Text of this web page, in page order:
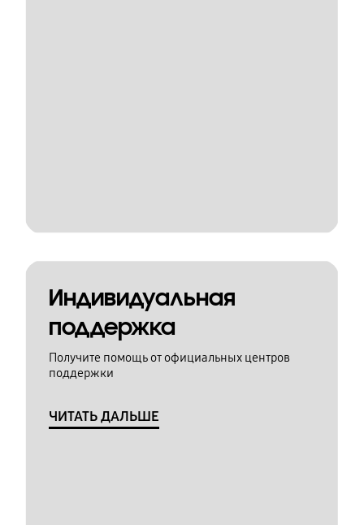
Индивидуальная
поддержка
Получите помощь от официальных центров
поддержки
ЧИТАТЬ ДАЛЬШЕ